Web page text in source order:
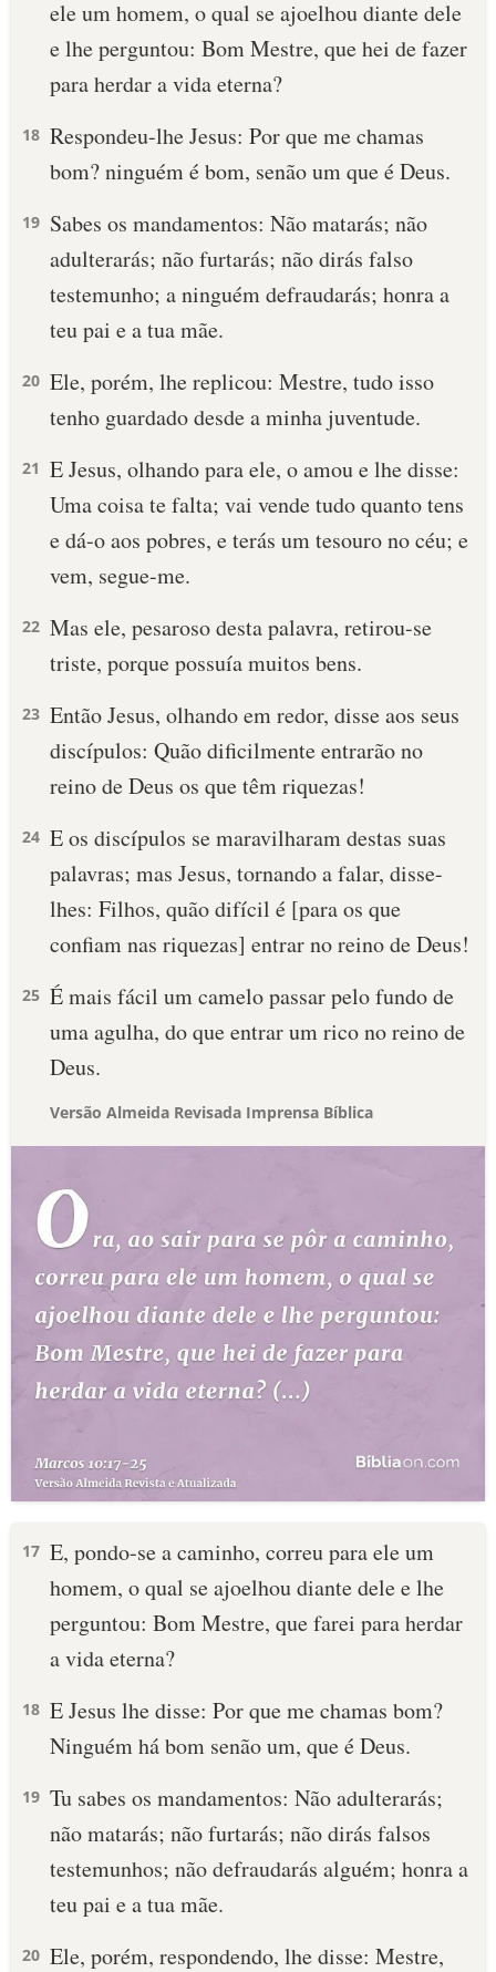
ele um homem, o qual se ajoelhou diante dele
e lhe perguntou: Bom Mestre, que hei de fazer
para herdar a vida eterna?
18 Respondeu-lhe Jesus: Por que me chamas
bom? ninguém é bom, senão um que é Deus.
19 Sabes os mandamentos: Não matarás; não
adulterarás; não furtarás; não dirás falso
testemunho; a ninguém defraudarás; honra a
teu pai e a tua mãe.
20 Ele, porém, lhe replicou: Mestre, tudo isso
tenho guardado desde a minha juventude.
21 E Jesus, olhando para ele, o amou e lhe disse:
Uma coisa te falta; vai vende tudo quanto tens
e dá-o aos pobres, e terás um tesouro no céu; e
vem, segue-me.
22 Mas ele, pesaroso desta palavra, retirou-se
triste, porque possuía muitos bens.
23 Então Jesus, olhando em redor, disse aos seus
discípulos: Quão dificilmente entrarão no
reino de Deus os que têm riquezas!
24 E os discípulos se maravilharam destas suas
palavras; mas Jesus, tornando a falar, disse-
lhes: Filhos, quão difícil é [para os que
confiam nas riquezas] entrar no reino de Deus!
25 É mais fácil um camelo passar pelo fundo de
uma agulha, do que entrar um rico no reino de
Deus.
Versão Almeida Revisada Imprensa Bíblica
17 E, pondo-se a caminho, correu para ele um
homem, o qual se ajoelhou diante dele e lhe
perguntou: Bom Mestre, que farei para herdar
a vida eterna?
18 E Jesus lhe disse: Por que me chamas bom?
Ninguém há bom senão um, que é Deus.
19 Tu sabes os mandamentos: Não adulterarás;
não matarás; não furtarás; não dirás falsos
testemunhos; não defraudarás alguém; honra a
teu pai e a tua mãe.
20 Ele, porém, respondendo, lhe disse: Mestre,